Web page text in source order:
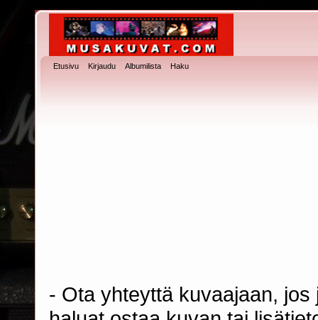
Etusivu Kirjaudu Albumilista Haku
- Ota yhteyttä kuvaajaan,